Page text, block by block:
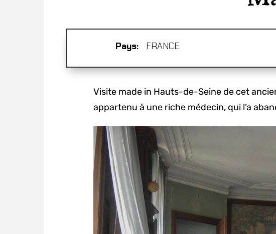
Pays: FRANCE
Visite made in Hauts-de-Seine de cet
appartenu à une riche médecin, qui l’a